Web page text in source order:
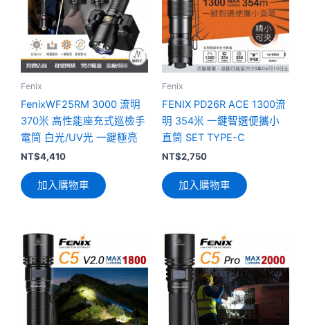
Fenix
FenixWF25RM 3000 流明
370米 高性能座充式巡檢手
電筒 白光/UV光 一鍵極亮
NT$4,410
加入購物車
Fenix
FENIX PD26R ACE 1300流
明 354米 一鍵智選便攜小
直筒 SET TYPE-C
NT$2,750
加入購物車